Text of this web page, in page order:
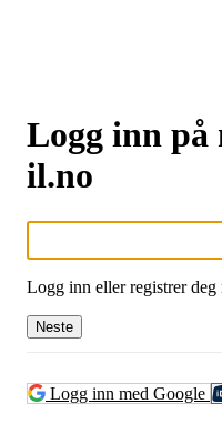
Logg inn på
il.no
Logg inn eller registrer deg
Neste
Logg inn med Google